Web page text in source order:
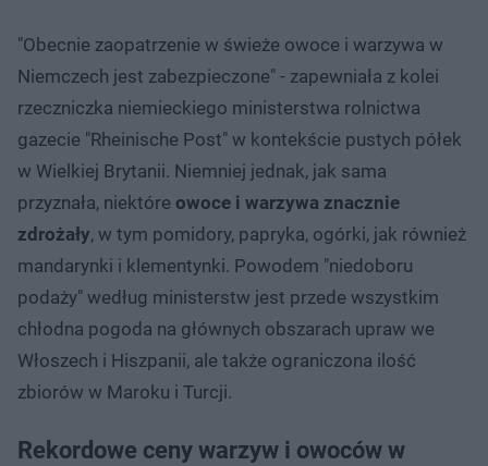
"Obecnie zaopatrzenie w świeże owoce i warzywa w
Niemczech jest zabezpieczone" - zapewniała z kolei
rzeczniczka niemieckiego ministerstwa rolnictwa
gazecie "Rheinische Post" w kontekście pustych półek
w Wielkiej Brytanii. Niemniej jednak, jak sama
przyznała, niektóre owoce i warzywa znacznie
zdrożały, w tym pomidory, papryka, ogórki, jak również
mandarynki i klementynki. Powodem "niedoboru
podaży" według ministerstw jest przede wszystkim
chłodna pogoda na głównych obszarach upraw we
Włoszech i Hiszpanii, ale także ograniczona ilość
zbiorów w Maroku i Turcji.
Rekordowe ceny warzyw i owoców w